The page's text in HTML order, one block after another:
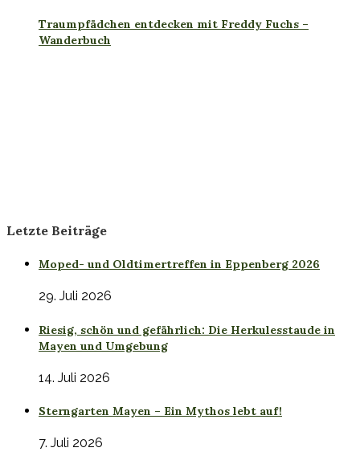
Traumpfädchen entdecken mit Freddy Fuchs –
Wanderbuch
Letzte Beiträge
Moped- und Oldtimertreffen in Eppenberg 2026
29. Juli 2026
Riesig, schön und gefährlich: Die Herkulesstaude in
Mayen und Umgebung
14. Juli 2026
Sterngarten Mayen – Ein Mythos lebt auf!
7. Juli 2026